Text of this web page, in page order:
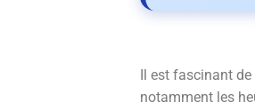
Il est fascinant
notamment les